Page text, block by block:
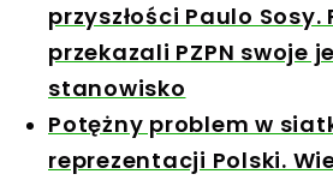
przyszłości Paulo Sosy.
przekazali PZPN swoje
stanowisko
Potężny problem w
reprezentacji Polski.